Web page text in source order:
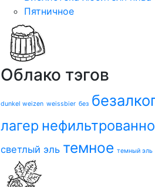
Пятничное
Облако тэгов
dunkel weizen weissbier без
лагер
светлый эль темное темный эль